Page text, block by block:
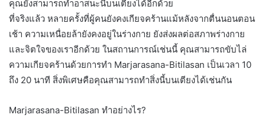
คุณยังสามารถทำอาสนะนี้บนเตียงได้อีกด้วย
ที่จริงแล้ว หลายครั้งที่ผู้คนยังคงเกียจคร้านแม้หลังจากตื่นนอนตอน
เช้า ความเหนื่อยล้ายังคงอยู่ในร่างกาย ยังส่งผลต่อสภาพร่างกาย
และจิตใจของเราอีกด้วย ในสถานการณ์เช่นนี้ คุณสามารถขับไล่
ความเกียจคร้านด้วยการทำ Marjarasana-Bitilasan เป็นเวลา 10
ถึง 20 นาที สิ่งพิเศษคือคุณสามารถทำสิ่งนี้บนเตียงได้เช่นกัน
Marjarasana-Bitilasan ทำอย่างไร?